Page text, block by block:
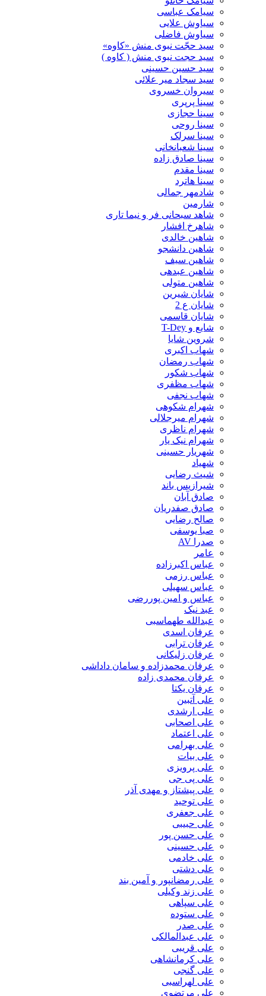
سیامک عباسی
سیاوش علایی
سیاوش فاضلی
سید حجّت نبوی منش «کاوه»
سید حجت نبوی منش ( کاوه )
سید حسین حسینى
سید سجاد میر علائی
سیروان خسروی
سینا پرپری
سینا حجازی
سینا روحی
سینا سرلک
سینا شعبانخانی
سینا صادق زاده
سینا مقدم
سینا هاترد
شادمهر جمالی
شارمین
شاهد سبحانی فر و نیما تاری
شاهرخ افشار
شاهین خالدی
شاهین دانشجو
شاهین سیف
شاهین عبدهی
شاهین متولی
شایان شیرین
شایان ع 2
شایان قاسمی
شایع و T-Dey
شروین شایا
شهاب اکبری
شهاب رمضان
شهاب شکور
شهاب مظفری
شهاب نجفی
شهرام شکوهی
شهرام میرجلالی
شهرام ناظری
شهرام نیک یار
شهریار حسینی
شهیاد
شیث رضایی
شیرازیس باند
صادق آبان
صادق صفدریان
صالح رضایی
صبا یوسفی
صدرا AV
عامر
عباس اکبرزاده
عباس رزمی
عباس سهیلی
عباس و امین پوررضی
عبد نیک
عبدالله طهماسبی‎
عرفان اسدی
عرفان ترابی
عرفان زلیکانی
عرفان محمدزاده و سامان داداشی
عرفان محمدی زاده
عرفان یکتا
علی آتبین
علی ارشدی
علی اصحابی
علی اعتماد
علی بهرامی
علی بیات
علی پرویزی
علی پی جی
علی پیشتاز و مهدی آذر
علی توحید
علی جعفری
علی حبیبی
علی حسن پور
علی حسینی
علی خادمی
علی دشتی
علی رمضانپور و آمین بند
علی زند وکیلی
علی سپاهی
علی ستوده
علی صدر
علی عبدالمالکی
علی قریبی
علی کرمانشاهی
علی گنجی
علی لهراسبی
علی مرتضوی